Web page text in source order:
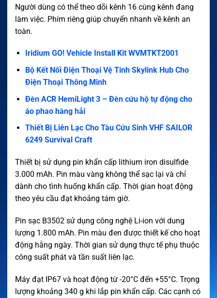
Người dùng có thể theo dõi kênh 16 cùng kênh đang
làm việc. Phím riêng giúp chuyển nhanh về kênh an
toàn.
Iridium GO! Vehicle Install Kit WVMTKT2001
Bộ Kết Nối Điện Thoại Vệ Tinh Skylink Hub Cho
Điện Thoại Thông Minh
Đèn ACR HemiLight 3 – Đèn cứu hộ tự động cho
áo phao hàng hải
Thiết Bị Liên Lạc Cho Tàu Cứu Sinh VHF SAILOR
6249 Survival Craft
Thiết bị sử dụng pin khẩn cấp lithium iron disulfide
3.000 mAh. Pin màu vàng không thể sạc lại và chỉ
dành cho tình huống khẩn cấp. Thời gian hoạt động
theo yêu cầu đạt khoảng tám giờ.
Pin sạc B3502 sử dụng công nghệ Li-ion với dung
lượng 1.800 mAh. Pin màu đen được thiết kế cho hoạt
động hằng ngày. Thời gian sử dụng thực tế phụ thuộc
công suất phát và tần suất liên lạc.
Máy đạt IP67 và hoạt động từ -20°C đến +55°C. Trọng
lượng khoảng 340 g khi lắp pin khẩn cấp. Các cạnh có